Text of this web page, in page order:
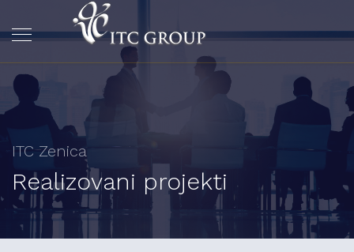
ITC Zenica
Realizovani projekti